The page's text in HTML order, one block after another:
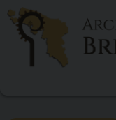
Skip
content